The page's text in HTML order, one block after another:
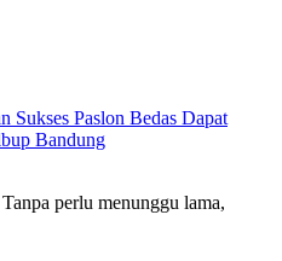
Sukses Paslon Bedas Dapat
Bandung
perlu menunggu lama,